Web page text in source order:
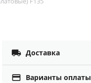
 Доставка
 Варианты оплаты